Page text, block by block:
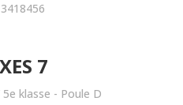
7
klasse - Poule D